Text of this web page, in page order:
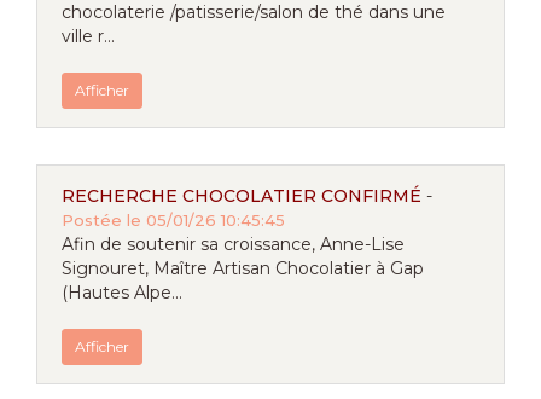
chocolaterie /patisserie/salon de thé dans une
ville r...
Afficher
RECHERCHE CHOCOLATIER CONFIRMÉ -
Postée le 05/01/26 10:45:45
Afin de soutenir sa croissance, Anne-Lise
Signouret, Maître Artisan Chocolatier à Gap
(Hautes Alpe...
Afficher